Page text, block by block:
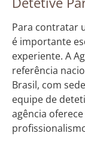
Para contratar
é importante
experiente. A
referência
Brasil, com
equipe de
agência oferece